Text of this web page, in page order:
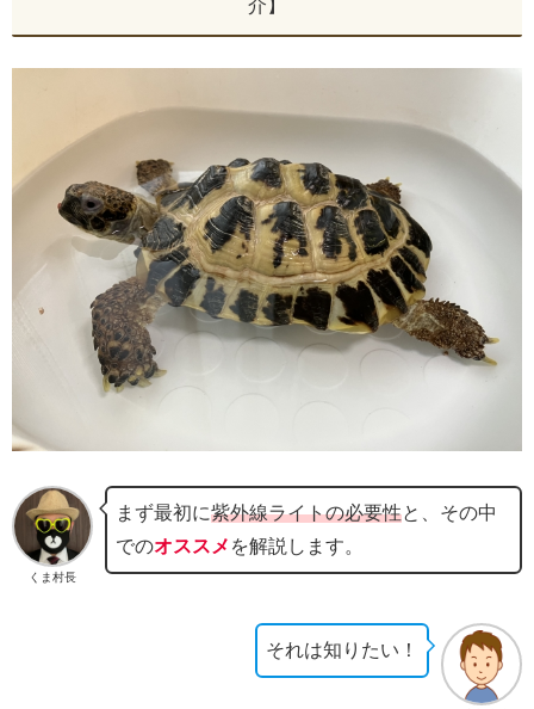
介】
くま村長
まず最初に紫外線ライトの必要性と、その中
でのオススメ を解説します。
それは知りたい！